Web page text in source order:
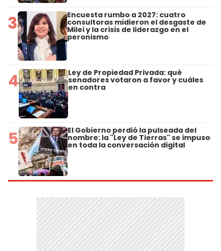
3 Encuesta rumbo a 2027: cuatro
consultoras midieron el desgaste de
Milei y la crisis de liderazgo en el
peronismo
4 Ley de Propiedad Privada: qué
senadores votaron a favor y cuáles
en contra
5 El Gobierno perdió la pulseada del
nombre: la "Ley de Tierras" se impuso
en toda la conversación digital